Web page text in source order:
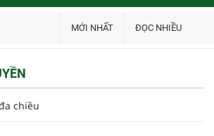
MỚI NHẤT ĐỌC NHIỀU
chiều